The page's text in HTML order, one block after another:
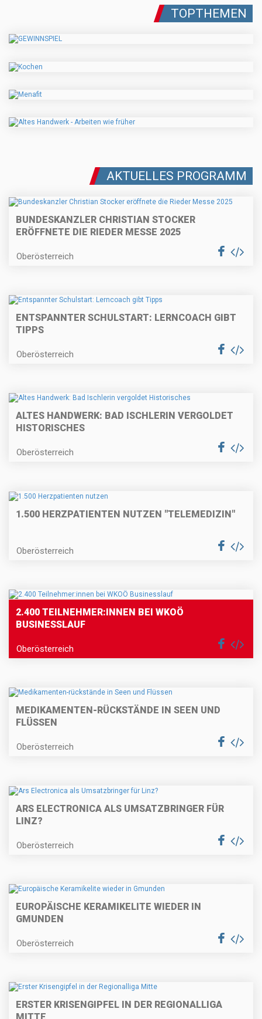
TOPTHEMEN
AKTUELLES PROGRAMM
BUNDESKANZLER CHRISTIAN STOCKER
ERÖFFNETE DIE RIEDER MESSE 2025
Oberösterreich
ENTSPANNTER SCHULSTART: LERNCOACH GIBT
TIPPS
Oberösterreich
ALTES HANDWERK: BAD ISCHLERIN VERGOLDET
HISTORISCHES
Oberösterreich
1.500 HERZPATIENTEN NUTZEN "TELEMEDIZIN"
Oberösterreich
2.400 TEILNEHMER:INNEN BEI WKOÖ
BUSINESSLAUF
Oberösterreich
MEDIKAMENTEN-RÜCKSTÄNDE IN SEEN UND
FLÜSSEN
Oberösterreich
ARS ELECTRONICA ALS UMSATZBRINGER FÜR
LINZ?
Oberösterreich
EUROPÄISCHE KERAMIKELITE WIEDER IN
GMUNDEN
Oberösterreich
ERSTER KRISENGIPFEL IN DER REGIONALLIGA